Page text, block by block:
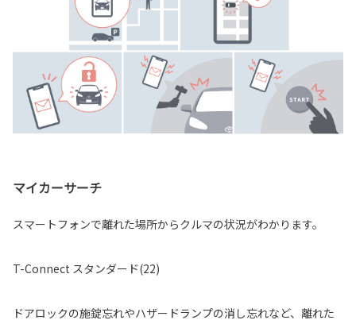
マイカーサーチ
スマートフォンで離れた場所からクルマの状況がわかります。
T-Connect スタンダード(22)
ドアロックの施錠忘れやハザードランプの消し忘れなど、離れた